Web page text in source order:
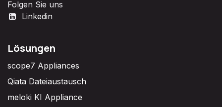
Folgen Sie uns
Linkedin
Lösungen
scope7 Appliances
Qiata Dateiaustausch
meloki KI Appliance